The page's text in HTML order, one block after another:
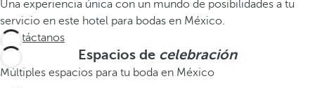
Una experiencia única con un mundo de posibilidades a tu
servicio en este hotel para bodas en México.
Contáctanos
Espacios de celebración
Múltiples espacios para tu boda en México